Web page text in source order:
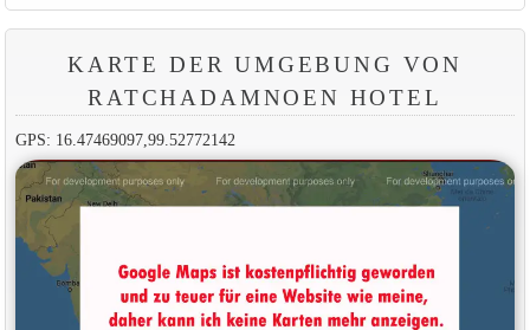
KARTE DER UMGEBUNG VON
RATCHADAMNOEN HOTEL
GPS: 16.47469097,99.52772142